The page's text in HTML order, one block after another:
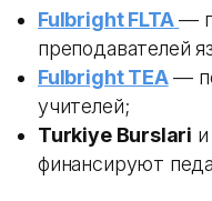
Fulbright FLTA —
преподавателей
Fulbright TEA—
учителей;
Turkiye Burslari и
финансируют